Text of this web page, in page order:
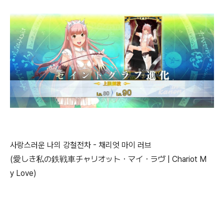
사랑스러운 나의 강철전차 - 채리엇 마이 러브
(愛しき私の鉄戦車チャリオット・マイ・ラヴ | Chariot M
y Love)